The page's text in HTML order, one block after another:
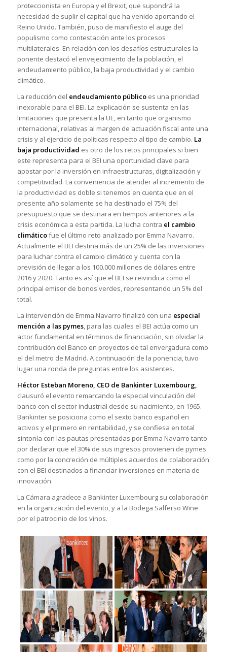
proteccionista en Europa y el Brexit, que supondrá la
necesidad de suplir el capital que ha venido aportando el
Reino Unido. También, puso de manifiesto el auge del
populismo como contestación ante los procesos
multilaterales. En relación con los desafíos estructurales la
ponente destacó el envejecimiento de la población, el
endeudamiento público, la baja productividad y el cambio
climático.
La reducción del endeudamiento públicoes una prioridad
inexorable para el BEI. La explicación se sustenta en las
limitaciones que presenta la UE, en tanto que organismo
internacional, relativas al margen de actuación fiscal ante una
crisis y al ejercicio de políticas respecto al tipo de cambio. La
baja productividad es otro de los retos principales si bien
este representa para el BEI una oportunidad clave para
apostar por la inversión en infraestructuras, digitalización y
competitividad. La conveniencia de atender al incremento de
la productividad es doble si tenemos en cuenta que en el
presente año solamente se ha destinado el 75% del
presupuesto que se destinara en tiempos anteriores a la
crisis económica a esta partida. La lucha contra el cambio
climáticofue el último reto analizado por Emma Navarro.
Actualmente el BEI destina más de un 25% de las inversiones
para luchar contra el cambio climático y cuenta con la
previsión de llegar a los 100.000 millones de dólares entre
2016 y 2020. Tanto es así que el BEI se reivindica como el
principal emisor de bonos verdes, representando un 5% del
total.
La intervención de Emma Navarro finalizó con una especial
mención a las pymes, para las cuales el BEI actúa como un
actor fundamental en términos de financiación, sin olvidar la
contribución del Banco en proyectos de tal envergadura como
el del metro de Madrid. A continuación de la ponencia, tuvo
lugar una ronda de preguntas entre los asistentes.
Héctor Esteban Moreno, CEO de Bankinter Luxembourg,
clausuró el evento remarcando la especial vinculación del
banco con el sector industrial desde su nacimiento, en 1965.
Bankinter se posiciona como el sexto banco español en
activos y el primero en rentabilidad, y se confiesa en total
sintonía con las pautas presentadas por Emma Navarro tanto
por declarar que el 30% de sus ingresos provienen de pymes
como por la concreción de múltiples acuerdos de colaboración
con el BEI destinados a financiar inversiones en materia de
innovación.
La Cámara agradece a Bankinter Luxembourg su colaboración
en la organización del evento, y a la Bodega Salferso Wine
por el patrocinio de los vinos.